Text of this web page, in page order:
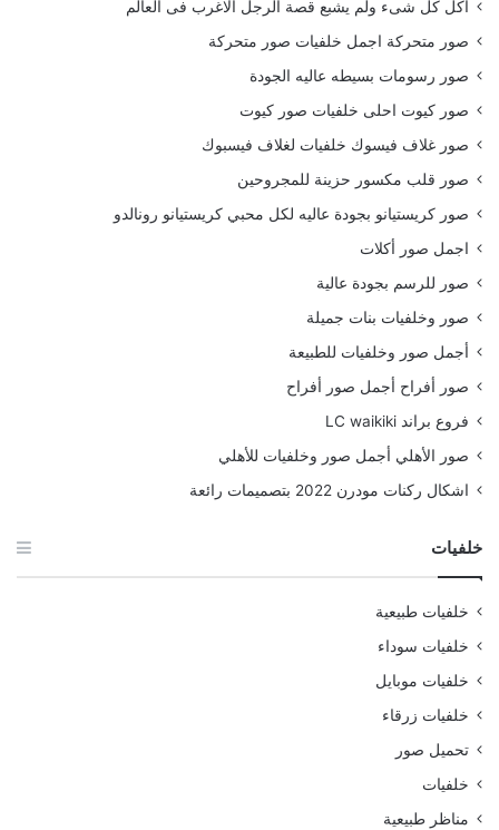
أكل كل شىء ولم يشبع قصة الرجل الاغرب فى العالم
صور متحركة اجمل خلفيات صور متحركة
صور رسومات بسيطه عاليه الجودة
صور كيوت احلى خلفيات صور كيوت
صور غلاف فيسوك خلفيات لغلاف فيسبوك
صور قلب مكسور حزينة للمجروحين
صور كريستيانو بجودة عاليه لكل محبي كريستيانو رونالدو
اجمل صور أكلات
صور للرسم بجودة عالية
صور وخلفيات بنات جميلة
أجمل صور وخلفيات للطبيعة
صور أفراح أجمل صور أفراح
فروع براند LC waikiki
صور الأهلي أجمل صور وخلفيات للأهلي
اشكال ركنات مودرن 2022 بتصميمات رائعة
خلفيات
خلفيات طبيعية
خلفيات سوداء
خلفيات موبايل
خلفيات زرقاء
تحميل صور
خلفيات
مناظر طبيعية